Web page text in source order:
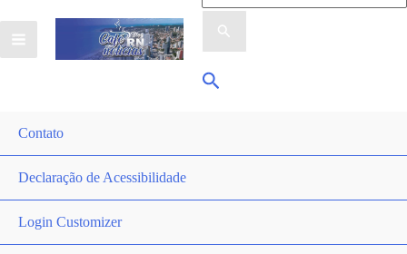
por:
Pesquisar
Contato
Declaração de Acessibilidade
Login Customizer